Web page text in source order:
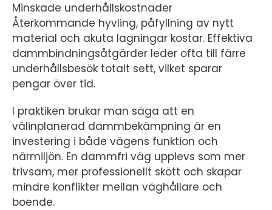
Minskade underhållskostnader
Återkommande hyvling, påfyllning av nytt
material och akuta lagningar kostar. Effektiva
dammbindningsåtgärder leder ofta till färre
underhållsbesök totalt sett, vilket sparar
pengar över tid.
I praktiken brukar man säga att en
välinplanerad dammbekämpning är en
investering i både vägens funktion och
närmiljön. En dammfri väg upplevs som mer
trivsam, mer professionellt skött och skapar
mindre konflikter mellan väghållare och
boende.